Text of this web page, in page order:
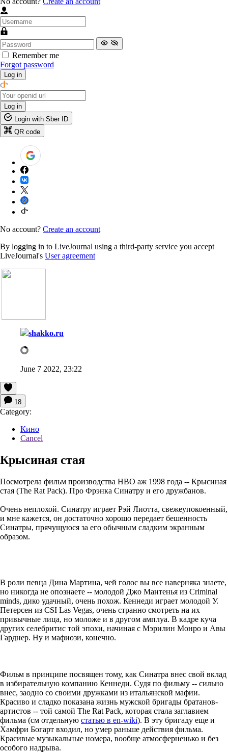
Remember me
Forgot password
Log in
Log in
Login with Sber ID
QR code
No account? Create an account
By logging in to LiveJournal using a third-party service you accept
LiveJournal's User agreement
shakko.ru
June 7 2022, 23:22
18
Category:
Кино
Cancel
Крысиная стая
Посмотрела фильм производства HBO аж 1998 года -- Крысиная
стая (The Rat Pack). Про Фрэнка Синатру и его дружбанов.
Очень неплохой. Синатру играет Рэй Лиотта, свежеупокоенный,
и мне кажется, он достаточно хорошо передает бешенность
Синатры, прячущуюся за его обычным сладким экранным
образом.
В роли певца Дина Мартина, чей голос вы все наверняка знаете,
но никогда не опознаете -- молодой Джо Мантенья из Criminal
minds, дико удачный, очень похож. Кеннеди играет молодой У.
Петерсен из CSI Las Vegas, очень странно смотреть на их
привычные лица, но моложе и в другом амплуа. В кадре куча
других селебритис той эпохи, начиная с Мэрилин Монро и Авы
Гарднер. Ну и мафиози, конечно.
Фильм в принципе посвящен тому, как Синатра внес свой вклад
в избирательную компанию Кеннеди. Судя по фильму -- сильно
внес, заодно со своими дружками из итальянской мафии.
Красиво и сладко показана жизнь мужской бригады братанов-
артистов -- той самой The Rat Pack, которая стала заглавием
фильма (см отдельную статью в en-wiki). В эту бригаду еще и
Хамфри Богарт входил, но умер раньше действия фильма.
Красивые музыкальные номера, вообще атмосферненько и без
особого надрыва.